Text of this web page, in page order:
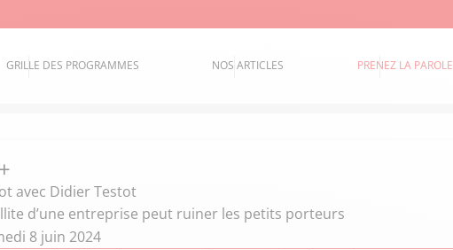
GRILLE DES PROGRAMMES NOS ARTICLES PRENEZ LA PAROLE
avec Didier Testot
d’une entreprise peut ruiner les petits porteurs
8 juin 2024